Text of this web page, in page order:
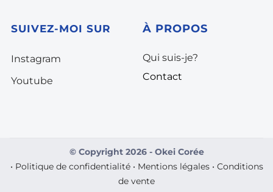
SUIVEZ-MOI SUR
Instagram
Youtube
À PROPOS
Qui suis-je?
Contact
© Copyright 2026 - Okei Corée
• Politique de confidentialité• Mentions légales• Conditions
de vente